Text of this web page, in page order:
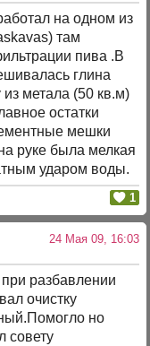
на одном из
там
пива .В
глина
из метала (50 кв.м)
остатки
мешки
руке была мелкая
ударом воды.
1
24 Мая 09, 16:03
разбавлении
очистку
но
совету